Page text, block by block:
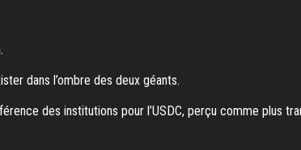
.
dans l’ombre des deux géants.
des institutions pour l’USDC, perçu comme plus